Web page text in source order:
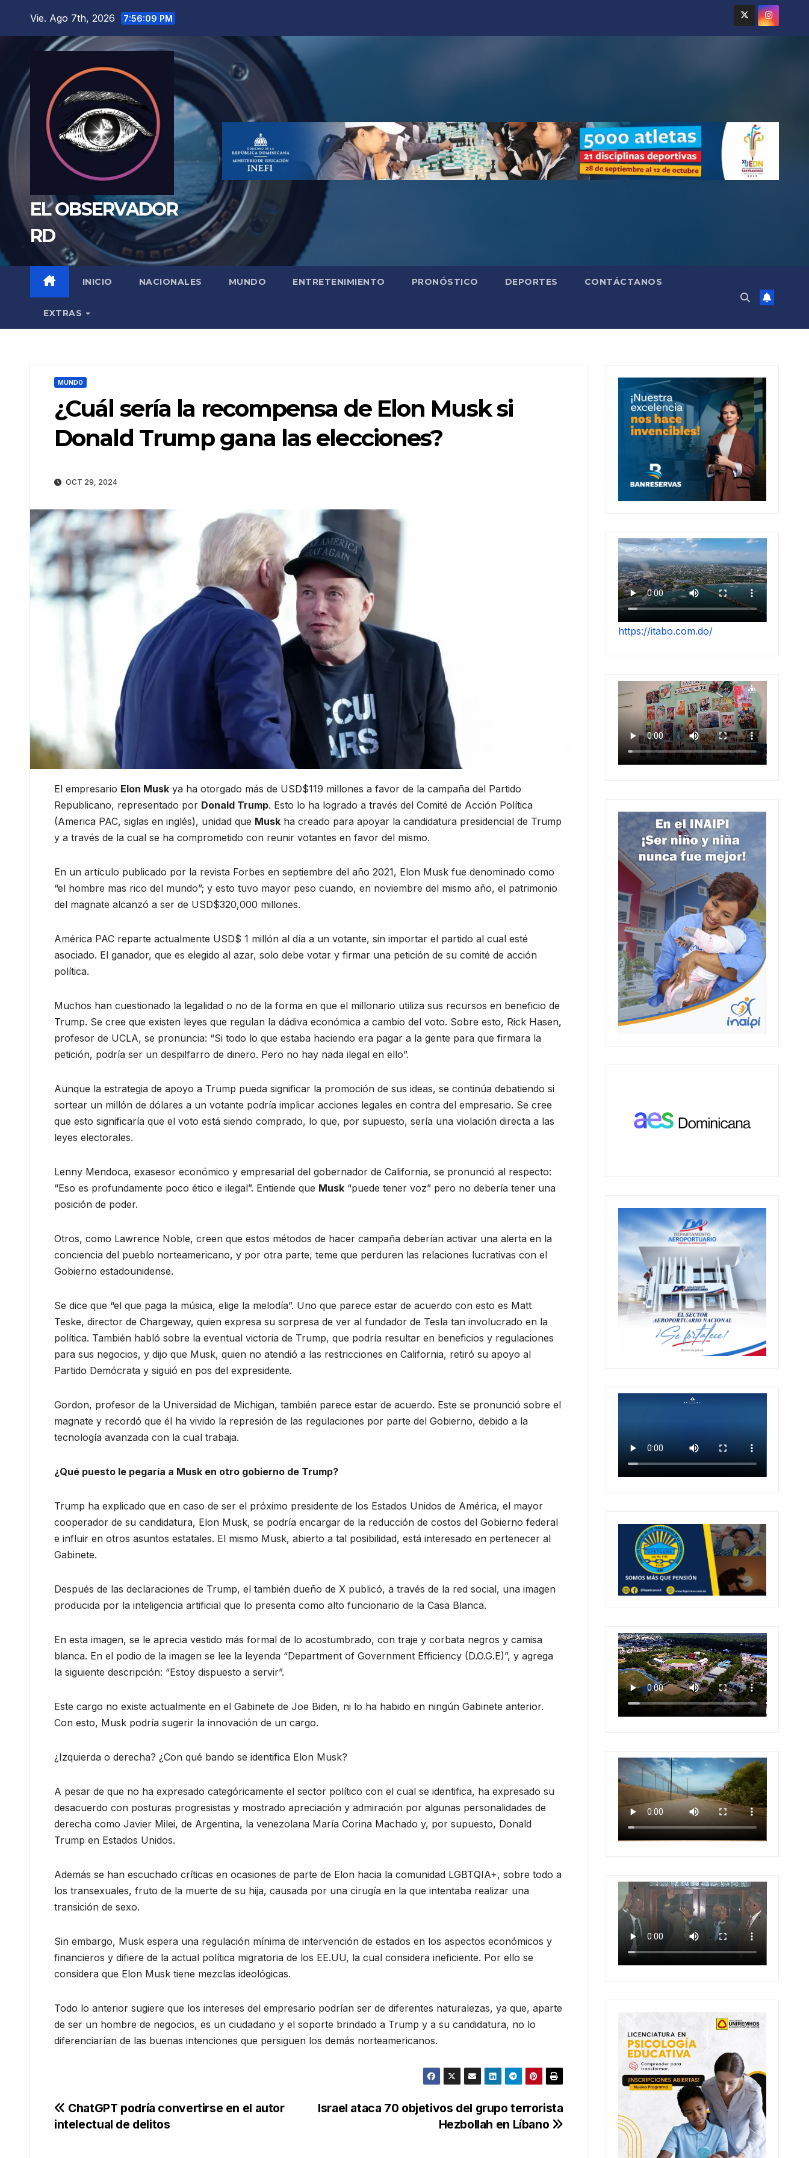
Vie. Ago 7th, 2026 7:56:11 PM
EL OBSERVADOR
RD
INICIO NACIONALES MUNDO ENTRETENIMIENTO PRONÓSTICO DEPORTES CONTÁCTANOS
EXTRAS
MUNDO
¿Cuál sería la recompensa de Elon Musk si
Donald Trump gana las elecciones?
OCT 29, 2024
El empresario Elon Musk ya ha otorgado más de USD$119 millones a favor de la campaña del Partido
Republicano, representado por Donald Trump. Esto lo ha logrado a través del Comité de Acción Política
(America PAC, siglas en inglés), unidad que Musk ha creado para apoyar la candidatura presidencial de Trump
y a través de la cual se ha comprometido con reunir votantes en favor del mismo.
En un artículo publicado por la revista Forbes en septiembre del año 2021, Elon Musk fue denominado como
“el hombre mas rico del mundo”; y esto tuvo mayor peso cuando, en noviembre del mismo año, el patrimonio
del magnate alcanzó a ser de USD$320,000 millones.
América PAC reparte actualmente USD$ 1 millón al día a un votante, sin importar el partido al cual esté
asociado. El ganador, que es elegido al azar, solo debe votar y firmar una petición de su comité de acción
política.
Muchos han cuestionado la legalidad o no de la forma en que el millonario utiliza sus recursos en beneficio de
Trump. Se cree que existen leyes que regulan la dádiva económica a cambio del voto. Sobre esto, Rick Hasen,
profesor de UCLA, se pronuncia: “Si todo lo que estaba haciendo era pagar a la gente para que firmara la
petición, podría ser un despilfarro de dinero. Pero no hay nada ilegal en ello”.
Aunque la estrategia de apoyo a Trump pueda significar la promoción de sus ideas, se continúa debatiendo si
sortear un millón de dólares a un votante podría implicar acciones legales en contra del empresario. Se cree
que esto significaría que el voto está siendo comprado, lo que, por supuesto, sería una violación directa a las
leyes electorales.
Lenny Mendoca, exasesor económico y empresarial del gobernador de California, se pronunció al respecto:
“Eso es profundamente poco ético e ilegal”. Entiende que Musk “puede tener voz” pero no debería tener una
posición de poder.
Otros, como Lawrence Noble, creen que estos métodos de hacer campaña deberían activar una alerta en la
conciencia del pueblo norteamericano, y por otra parte, teme que perduren las relaciones lucrativas con el
Gobierno estadounidense.
Se dice que “el que paga la música, elige la melodía”. Uno que parece estar de acuerdo con esto es Matt
Teske, director de Chargeway, quien expresa su sorpresa de ver al fundador de Tesla tan involucrado en la
política. También habló sobre la eventual victoria de Trump, que podría resultar en beneficios y regulaciones
para sus negocios, y dijo que Musk, quien no atendió a las restricciones en California, retiró su apoyo al
Partido Demócrata y siguió en pos del expresidente.
Gordon, profesor de la Universidad de Michigan, también parece estar de acuerdo. Este se pronunció sobre el
magnate y recordó que él ha vivido la represión de las regulaciones por parte del Gobierno, debido a la
tecnología avanzada con la cual trabaja.
¿Qué puesto le pegaría a Musk en otro gobierno de Trump?
Trump ha explicado que en caso de ser el próximo presidente de los Estados Unidos de América, el mayor
cooperador de su candidatura, Elon Musk, se podría encargar de la reducción de costos del Gobierno federal
e influir en otros asuntos estatales. El mismo Musk, abierto a tal posibilidad, está interesado en pertenecer al
Gabinete.
Después de las declaraciones de Trump, el también dueño de X publicó, a través de la red social, una imagen
producida por la inteligencia artificial que lo presenta como alto funcionario de la Casa Blanca.
En esta imagen, se le aprecia vestido más formal de lo acostumbrado, con traje y corbata negros y camisa
blanca. En el podio de la imagen se lee la leyenda “Department of Government Efficiency (D.O.G.E)”, y agrega
la siguiente descripción: “Estoy dispuesto a servir”.
Este cargo no existe actualmente en el Gabinete de Joe Biden, ni lo ha habido en ningún Gabinete anterior.
Con esto, Musk podría sugerir la innovación de un cargo.
¿Izquierda o derecha? ¿Con qué bando se identifica Elon Musk?
A pesar de que no ha expresado categóricamente el sector político con el cual se identifica, ha expresado su
desacuerdo con posturas progresistas y mostrado apreciación y admiración por algunas personalidades de
derecha como Javier Milei, de Argentina, la venezolana María Corina Machado y, por supuesto, Donald
Trump en Estados Unidos.
Además se han escuchado críticas en ocasiones de parte de Elon hacia la comunidad LGBTQIA+, sobre todo a
los transexuales, fruto de la muerte de su hija, causada por una cirugía en la que intentaba realizar una
transición de sexo.
Sin embargo, Musk espera una regulación mínima de intervención de estados en los aspectos económicos y
financieros y difiere de la actual política migratoria de los EE.UU, la cual considera ineficiente. Por ello se
considera que Elon Musk tiene mezclas ideológicas.
Todo lo anterior sugiere que los intereses del empresario podrían ser de diferentes naturalezas, ya que, aparte
de ser un hombre de negocios, es un ciudadano y el soporte brindado a Trump y a su candidatura, no lo
diferenciarían de las buenas intenciones que persiguen los demás norteamericanos.
Navegación
Israel ataca 70 objetivos del grupo terrorista
Hezbollah en Líbano
ChatGPT podría convertirse en el autor
intelectual de delitos
https://itabo.com.do/